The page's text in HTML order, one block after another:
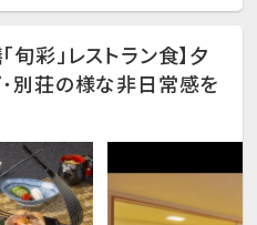
彩」レストラン食】夕
別荘の様な非日常感を